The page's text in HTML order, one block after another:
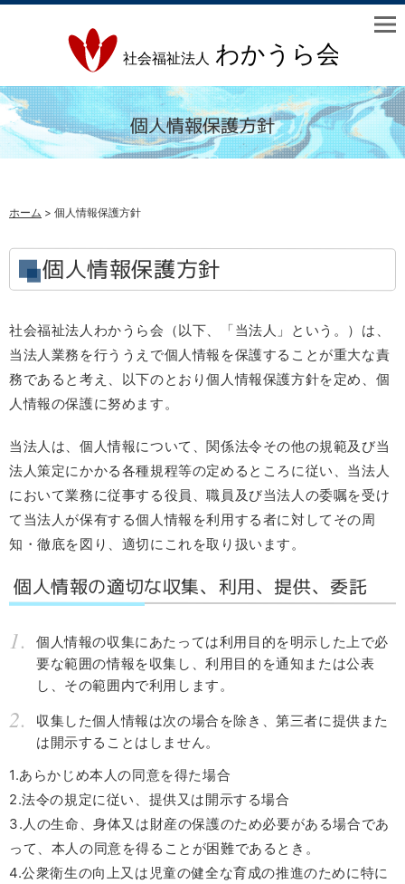
個人情報保護方針
ホーム > 個人情報保護方針
個人情報保護方針
社会福祉法人わかうら会（以下、「当法人」という。）は、
当法人業務を行ううえで個人情報を保護することが重大な責
務であると考え、以下のとおり個人情報保護方針を定め、個
人情報の保護に努めます。
当法人は、個人情報について、関係法令その他の規範及び当
法人策定にかかる各種規程等の定めるところに従い、当法人
において業務に従事する役員、職員及び当法人の委嘱を受け
て当法人が保有する個人情報を利用する者に対してその周
知・徹底を図り、適切にこれを取り扱います。
個人情報の適切な収集、利用、提供、委託
個人情報の収集にあたっては利用目的を明示した上で必
要な範囲の情報を収集し、利用目的を通知または公表
し、その範囲内で利用します。
収集した個人情報は次の場合を除き、第三者に提供また
は開示することはしません。
1.あらかじめ本人の同意を得た場合
2.法令の規定に従い、提供又は開示する場合
3.人の生命、身体又は財産の保護のため必要がある場合であ
って、本人の同意を得ることが困難であるとき。
4.公衆衛生の向上又は児童の健全な育成の推進のために特に